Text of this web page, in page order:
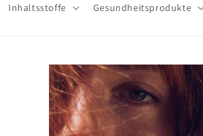
Inhaltsstoffe Gesundheitsprodukte